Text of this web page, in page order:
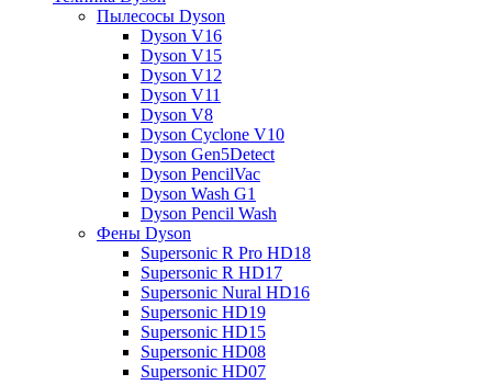
Пылесосы Dyson
Dyson V16
Dyson V15
Dyson V12
Dyson V11
Dyson V8
Dyson Cyclone V10
Dyson Gen5Detect
Dyson PencilVac
Dyson Wash G1
Dyson Pencil Wash
Фены Dyson
Supersonic R Pro HD18
Supersonic R HD17
Supersonic Nural HD16
Supersonic HD19
Supersonic HD15
Supersonic HD08
Supersonic HD07